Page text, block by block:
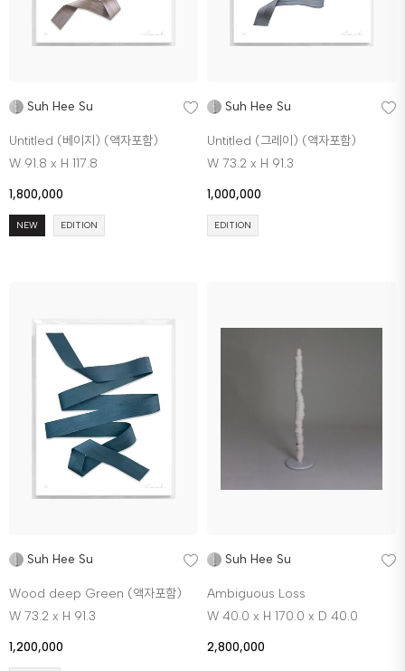
Suh Hee Su
Untitled (베이지) (액자포함)
W 91.8 x H 117.8
1,800,000
NEW EDITION
Suh Hee Su
Untitled (그레이) (액자포함)
W 73.2 x H 91.3
1,000,000
EDITION
Suh Hee Su
Wood deep Green (액자포함)
W 73.2 x H 91.3
1,200,000
Suh Hee Su
Ambiguous Loss
W 40.0 x H 170.0 x D 40.0
2,800,000